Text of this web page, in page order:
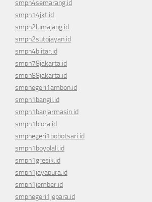
smpn4semarang.id
smpn14jkt.id
smpn2lumajang.id
smpn2sutojayan.id
smpn4blitar.id
smpn78jakarta.id
smpn88jakarta.id
smpnegeri1ambon.id
smpn1bangil.id
smpn1banjarmasin.id
smpn1biora.id
smpnegeri1bobotsari.id
smpn1boyolali.id
smpn1gresik.id
smpn1jayapura.id
smpn1jember.id
smpnegeri1jepara.id